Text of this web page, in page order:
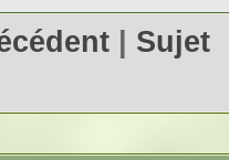
| Sujet